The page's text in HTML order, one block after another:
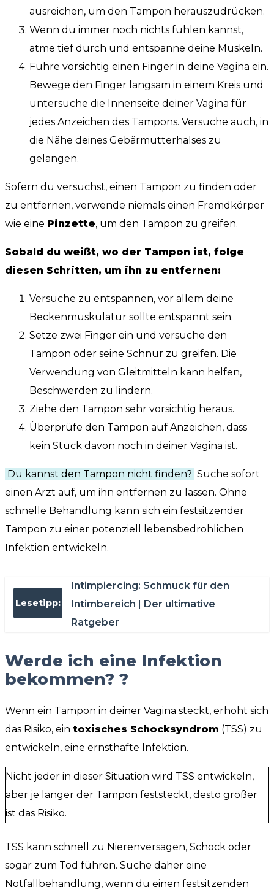
ausreichen, um den Tampon herauszudrücken.
Wenn du immer noch nichts fühlen kannst,
atme tief durch und entspanne deine Muskeln.
Führe vorsichtig einen Finger in deine Vagina ein.
Bewege den Finger langsam in einem Kreis und
untersuche die Innenseite deiner Vagina für
jedes Anzeichen des Tampons. Versuche auch, in
die Nähe deines Gebärmutterhalses zu
gelangen.
Sofern du versuchst, einen Tampon zu finden oder
zu entfernen, verwende niemals einen Fremdkörper
wie eine Pinzette, um den Tampon zu greifen.
Sobald du weißt, wo der Tampon ist, folge
diesen Schritten, um ihn zu entfernen:
Versuche zu entspannen, vor allem deine
Beckenmuskulatur sollte entspannt sein.
Setze zwei Finger ein und versuche den
Tampon oder seine Schnur zu greifen. Die
Verwendung von Gleitmitteln kann helfen,
Beschwerden zu lindern.
Ziehe den Tampon sehr vorsichtig heraus.
Überprüfe den Tampon auf Anzeichen, dass
kein Stück davon noch in deiner Vagina ist.
Du kannst den Tampon nicht finden? Suche sofort
einen Arzt auf, um ihn entfernen zu lassen. Ohne
schnelle Behandlung kann sich ein festsitzender
Tampon zu einer potenziell lebensbedrohlichen
Infektion entwickeln.
Lesetipp:
Intimpiercing: Schmuck für den
Intimbereich | Der ultimative
Ratgeber
Werde ich eine Infektion
bekommen? ?
Wenn ein Tampon in deiner Vagina steckt, erhöht sich
das Risiko, ein toxisches Schocksyndrom (TSS) zu
entwickeln, eine ernsthafte Infektion.
Nicht jeder in dieser Situation wird TSS entwickeln,
aber je länger der Tampon feststeckt, desto größer
ist das Risiko.
TSS kann schnell zu Nierenversagen, Schock oder
sogar zum Tod führen. Suche daher eine
Notfallbehandlung, wenn du einen festsitzenden